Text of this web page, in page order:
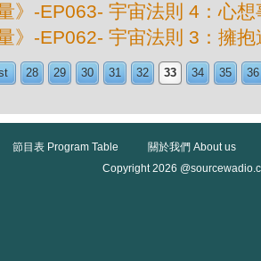
》-EP063- 宇宙法則 4：心想
》-EP062- 宇宙法則 3：擁抱
28 29 30 31 32 33 34 35 36
節目表 Program Table
關於我們 About us
Copyright 2026